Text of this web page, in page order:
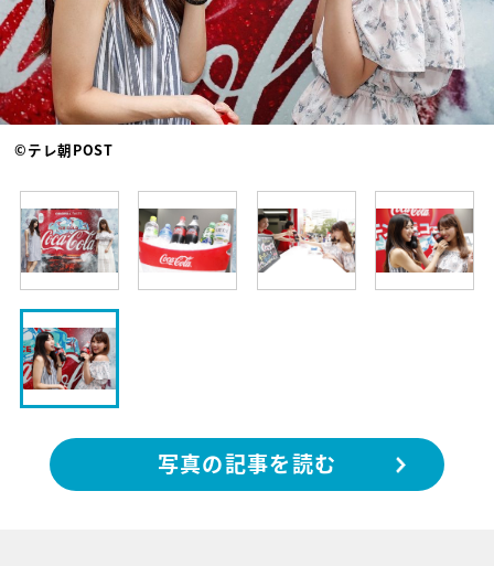
©テレ朝POST
写真の記事を読む